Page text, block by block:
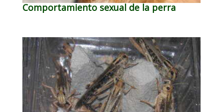
Comportamiento sexual de la perra